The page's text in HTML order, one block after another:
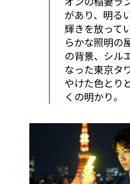
があり、明る
輝きを放って
らかな照明の
の背景、シル
なった東京タ
やけた色とり
くの明かり。